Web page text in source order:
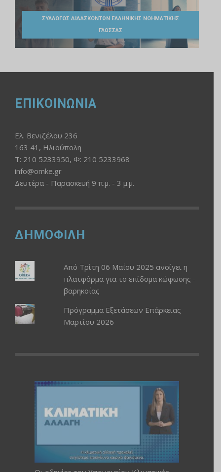
ΣΥΛΛΟΓΟΣ ΔΙΔΑΣΚΟΝΤΩΝ ΕΛΛΗΝΙΚΗΣ ΝΟΗΜΑΤΙΚΗΣ
ΓΛΩΣΣΑΣ
ΕΠΙΚΟΙΝΩΝΙΑ
Ελ. Βενιζέλου 236
163 41, Ηλιούπολη
Τ: 210 5233950, Φ: 210 5233968
info@omke.gr
Δευτέρα - Παρασκευή 9 π.μ. - 3 μ.μ.
ΔΗΜΟΦΙΛΗ
Από Τρίτη 06 Μαΐου 2025 ανοίγει η
πλατφόρμα για το επίδομα κώφωσης -
βαρηκοΐας
Πρόγραμμα Εξετάσεων Επάρκειας
Μαρτίου 2026